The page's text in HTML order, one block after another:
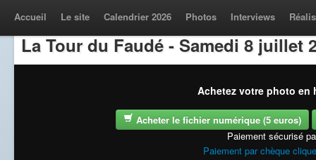
Accueil Le site Calendrier 2026 Photos Interviews
La Tour du Faudé - Samedi 8 juillet
Achetez votre photo en
Acheter le fichier numérique (5 euros)
Paiement sécurisé
Paiement par chèque